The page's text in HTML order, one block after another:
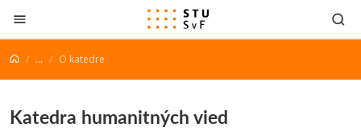
Prejsť na obsah
... O katedre
Katedra humanitných vied